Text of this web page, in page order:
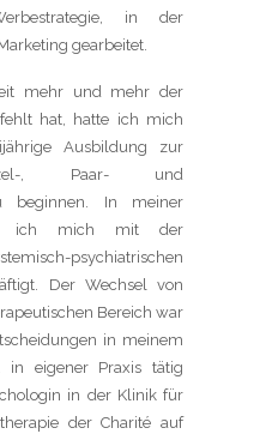
in der
gearbeitet.
mehr und mehr der
hat, hatte ich mich
Ausbildung zur
, Paar- und
beginnen. In meiner
ich mich mit der
psychiatrischen
Der Wechsel von
Bereich war
in meinem
in eigener Praxis tätig
in der Klinik für
der Charité auf